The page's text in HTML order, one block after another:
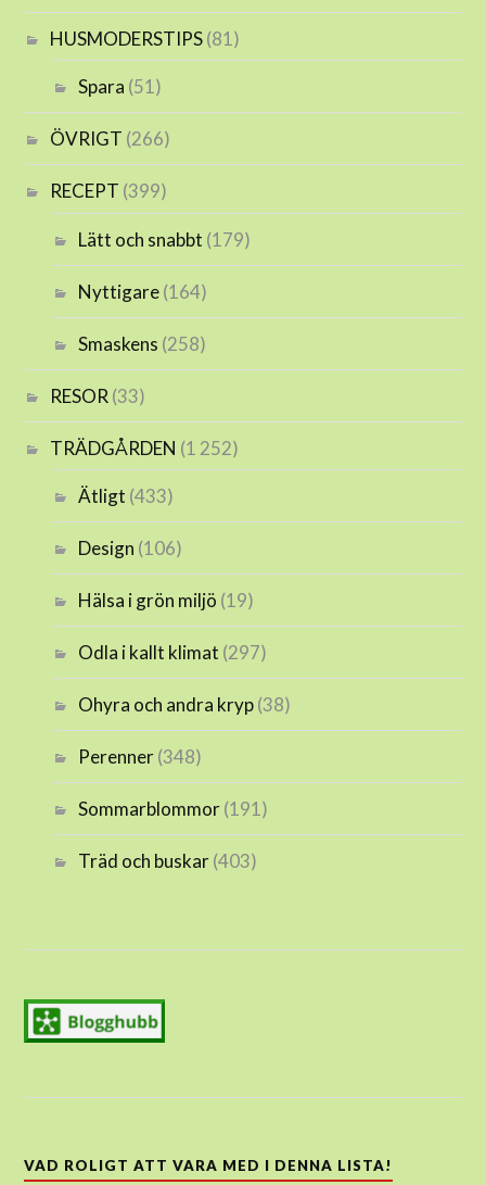
HUSMODERSTIPS(81)
Spara (51)
ÖVRIGT (266)
RECEPT (399)
Lätt och snabbt (179)
Nyttigare(164)
Smaskens (258)
RESOR (33)
TRÄDGÅRDEN (1 252)
Ätligt (433)
Design (106)
Hälsa i grön miljö (19)
Odla i kallt klimat (297)
Ohyra och andra kryp(38)
Perenner(348)
Sommarblommor(191)
Träd och buskar(403)
VAD ROLIGT ATT VARA MED I DENNA LISTA!